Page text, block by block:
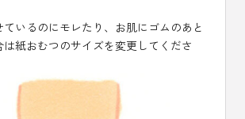
いるのにモレたり、お肌にゴムのあと
紙おむつのサイズを変更してくださ